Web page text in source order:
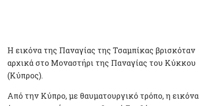
Η εικόνα της Παναγίας της Τσαμπίκας βρισκόταν
αρχικά στο Μοναστήρι της Παναγίας του Κύκκου
(Κύπρος).
Από την Κύπρο, με θαυματουργικό τρόπο, η εικόνα